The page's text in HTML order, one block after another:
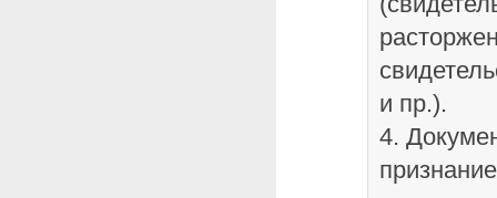
и пр.).
4.